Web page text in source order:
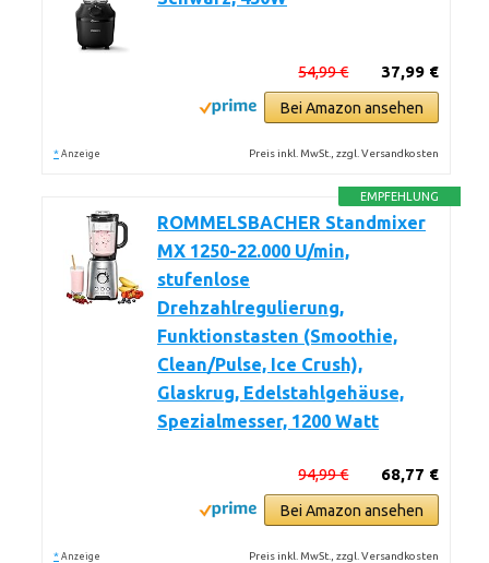
37,99 €
54,99 €
Bei Amazon ansehen
* Anzeige Preis inkl. MwSt., zzgl. Versandkosten
EMPFEHLUNG
ROMMELSBACHER Standmixer
MX 1250-22.000 U/min,
stufenlose
Drehzahlregulierung,
Funktionstasten (Smoothie,
Clean/Pulse, Ice Crush),
Glaskrug, Edelstahlgehäuse,
Spezialmesser, 1200 Watt
68,77 €
94,99 €
Bei Amazon ansehen
* Anzeige Preis inkl. MwSt., zzgl. Versandkosten